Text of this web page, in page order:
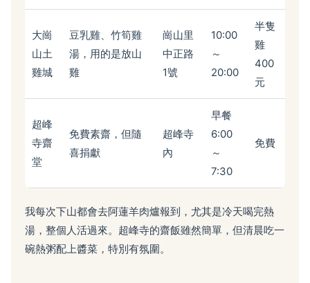
大崗
山土
雞城
豆乳雞、竹筍雞
湯，用的是放山
雞
崗山里
中正路
1號
10:00
～
20:00
半隻
雞
400
元
超峰
寺齋
堂
免費素齋，但隨
喜捐獻
超峰寺
內
早餐
6:00
～
7:30
免費
我每次下山都會去阿蓮羊肉爐報到，尤其是冷天喝完熱
湯，整個人活過來。超峰寺的齋飯雖然簡單，但清晨吃一
碗熱粥配上醬菜，特別有氛圍。